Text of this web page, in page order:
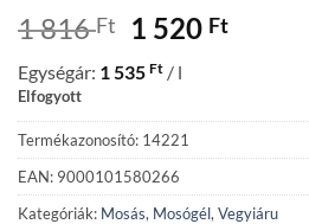
1 816Ft
Original
was:
816 Ft.
1 520 Ft
Egységár: 1 535 Ft / l
Elfogyott
Termékazonosító: 14221
EAN: 9000101580266
Kategóriák: Mosás, Mosógél, Vegyiáru